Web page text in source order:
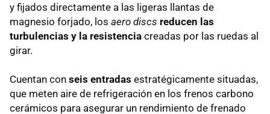
y fijados directamente a las ligeras llantas de
magnesio forjado, los aero discs reducen las
turbulencias y la resistencia creadas por las ruedas al
girar.
Cuentan con seis entradas estratégicamente situadas,
que meten aire de refrigeración en los frenos carbono
cerámicos para asegurar un rendimiento de frenado